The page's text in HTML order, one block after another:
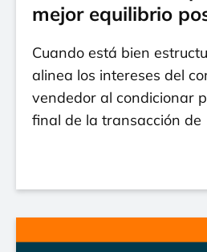
mejor equilibrio
Cuando está bien
alinea los intereses del
vendedor al condicionar
final de la transacción de